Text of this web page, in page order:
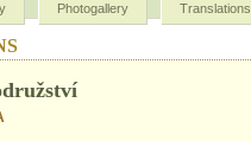
Photogallery Translations